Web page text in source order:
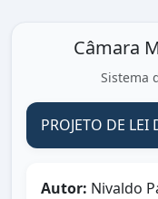
Câmara
Sistema
PROJETO DE
Autor: Nivaldo